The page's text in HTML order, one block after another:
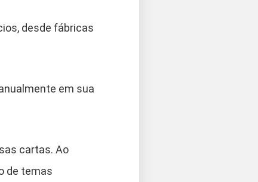
desde fábricas
em sua
cartas. Ao
de temas